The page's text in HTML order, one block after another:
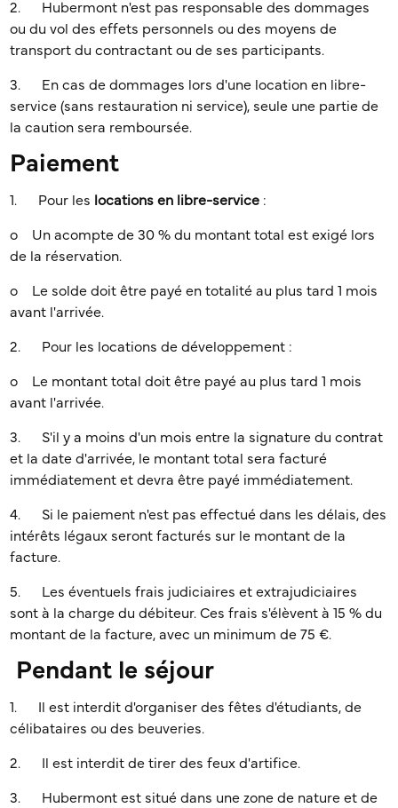
2. Hubermont n'est pas responsable des dommages
ou du vol des effets personnels ou des moyens de
transport du contractant ou de ses participants.
3. En cas de dommages lors d'une location en libre-
service (sans restauration ni service), seule une partie de
la caution sera remboursée.
Paiement
1. Pour les locations en libre-service :
o Un acompte de 30 % du montant total est exigé lors
de la réservation.
o Le solde doit être payé en totalité au plus tard 1 mois
avant l'arrivée.
2. Pour les locations de développement :
o Le montant total doit être payé au plus tard 1 mois
avant l'arrivée.
3. S'il y a moins d'un mois entre la signature du contrat
et la date d'arrivée, le montant total sera facturé
immédiatement et devra être payé immédiatement.
4. Si le paiement n'est pas effectué dans les délais, des
intérêts légaux seront facturés sur le montant de la
facture.
5. Les éventuels frais judiciaires et extrajudiciaires
sont à la charge du débiteur. Ces frais s'élèvent à 15 % du
montant de la facture, avec un minimum de 75 €.
Pendant le séjour
1. Il est interdit d'organiser des fêtes d'étudiants, de
célibataires ou des beuveries.
2. Il est interdit de tirer des feux d'artifice.
3. Hubermont est situé dans une zone de nature et de